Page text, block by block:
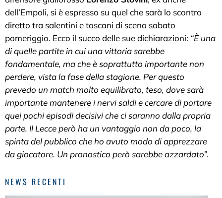
dell’Empoli, si è espresso su quel che sarà lo scontro
diretto tra salentini e toscani di scena sabato
pomeriggio. Ecco il succo delle sue dichiarazioni: “È una
di quelle partite in cui una vittoria sarebbe
fondamentale, ma che è soprattutto importante non
perdere, vista la fase della stagione. Per questo
prevedo un match molto equilibrato, teso, dove sarà
importante mantenere i nervi saldi e cercare di portare
quei pochi episodi decisivi che ci saranno dalla propria
parte. Il Lecce però ha un vantaggio non da poco, la
spinta del pubblico che ho avuto modo di apprezzare
da giocatore. Un pronostico però sarebbe azzardato”.
NEWS RECENTI